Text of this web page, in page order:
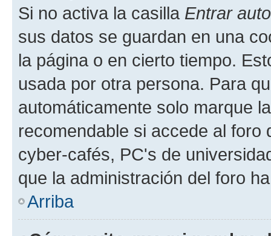
Si no activa la casilla Entrar
sus datos se guardan en una
la página o en cierto tiempo.
usada por otra persona. Para
automáticamente solo marque
recomendable si accede al foro
cyber-cafés, PC's de
que la administración del foro
Arriba